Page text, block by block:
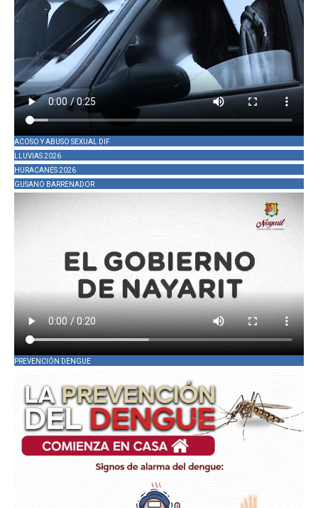
ACOSO Y ABUSO SEXUAL DIF
LLUVIAS 2026
HURACANES 2026
GUSANO BARRENADOR
PREVENCIÓN DENGUE